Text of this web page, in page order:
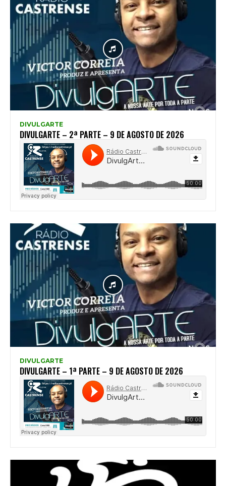
DIVULGARTE
DIVULGARTE – 2ª PARTE – 9 DE AGOSTO DE 2026
DIVULGARTE
DIVULGARTE – 1ª PARTE – 9 DE AGOSTO DE 2026